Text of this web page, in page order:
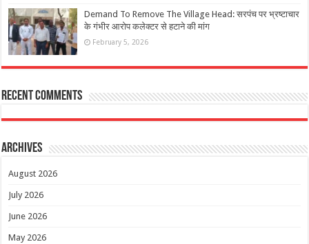
Demand To Remove The Village Head: सरपंच पर भ्रष्टाचार
के गंभीर आरोप कलेक्टर से हटाने की मांग
February 5, 2026
Recent Comments
Archives
August 2026
July 2026
June 2026
May 2026